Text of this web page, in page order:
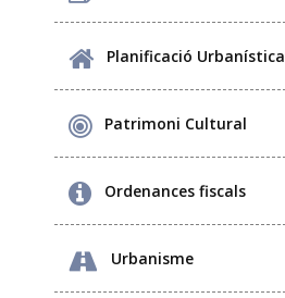
Planificació Urbanística
Patrimoni Cultural
Ordenances fiscals
Urbanisme